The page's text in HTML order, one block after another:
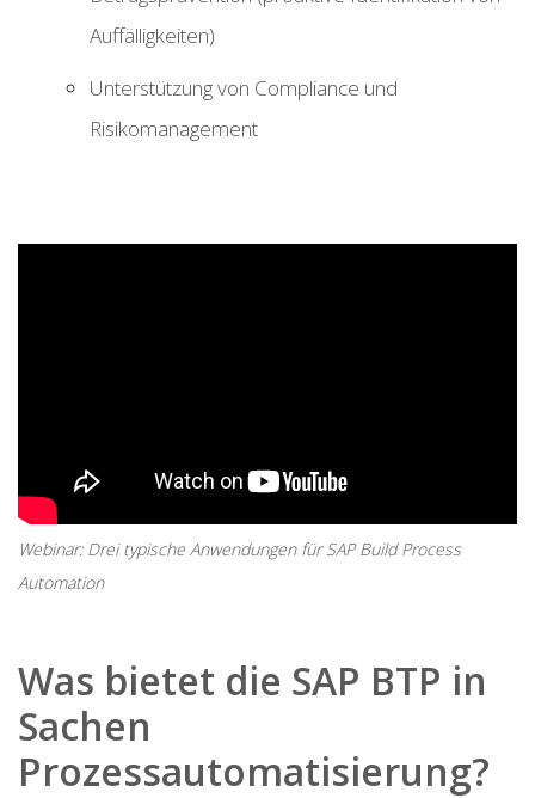
Auffälligkeiten)
Unterstützung von Compliance und
Risikomanagement
Webinar: Drei typische Anwendungen für SAP Build Process
Automation
Was bietet die SAP BTP in
Sachen
Prozessautomatisierung?